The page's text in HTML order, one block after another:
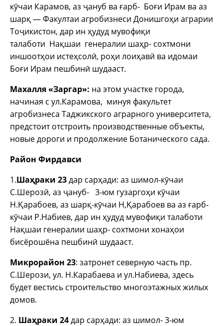
кӯчаи Карамов, аз ҷануб ва ғарб- Боғи Ирам ва аз
шарқ — Факултаи агробизнеси Донишгоҳи аграрии
Тоҷикистон, дар ин ҳудуд мувофиқи
талаботи Нақшаи генералии шаҳр- сохтмони
иншоотҳои истеҳсолӣ, роҳи лоиҳавӣ ва идомаи
Боғи Ирам пешбинӣ шудааст.
Махалля «Заргар»: на этом участке города,
начиная с ул.Карамова, минуя факультет
агробизнеса Таджикского аграрного университета,
предстоит отстроить производственные объекты,
новые дороги и продолжение Ботанического сада.
Район Фирдавси
1.Шаҳраки 23дар сарҳади: аз шимол-кӯчаи
С.Шерозӣ, аз ҷануб- 3-юм гузаргоҳи кӯчаи
Н.Қарабоев, аз шарқ-кӯчаи Н,Қарабоев ва аз ғарб-
кӯчаи Р.Набиев, дар ин ҳудуд мувофиқи талаботи
Нақшаи генералии шаҳр- сохтмони хонаҳои
бисёрошёна пешбинӣ шудааст.
Микрорайон 23: затронет северную часть пр.
С.Шерози, ул. Н.Карабаева и ул.Набиева, здесь
будет вестись строительство многоэтажных жилых
домов.
2. Шаҳраки 24дар сарҳади: аз шимол- 3-юм